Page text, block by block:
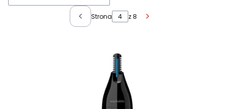
Poprzednie produkty
Strona z 8 Następne produkty